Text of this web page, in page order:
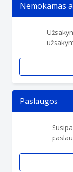
Nemokamas
Paslaugos